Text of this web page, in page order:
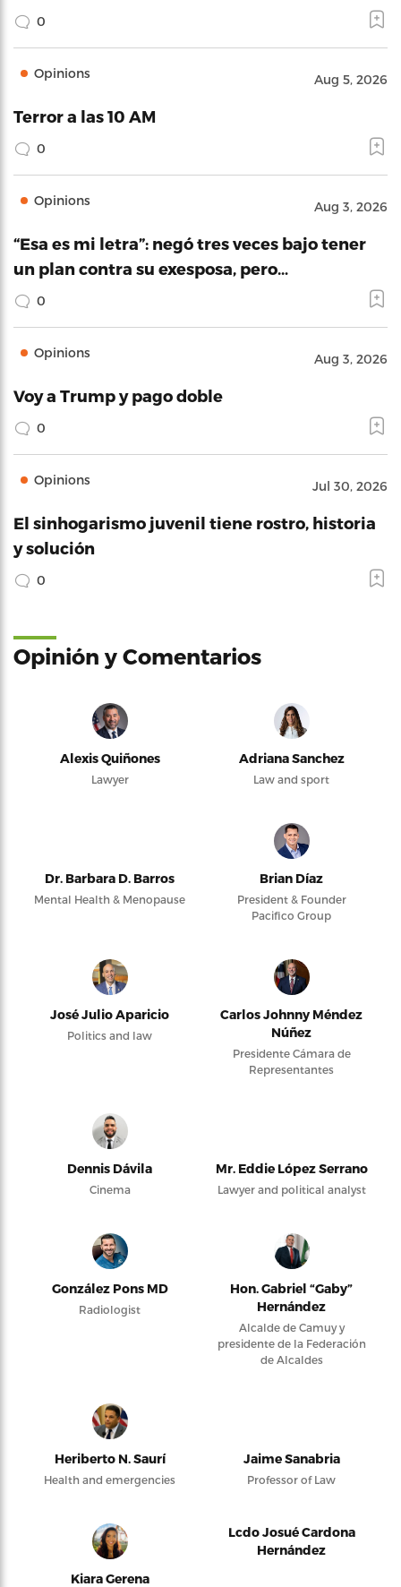
0
Opinions Aug 5, 2026
Terror a las 10 AM
0
Opinions Aug 3, 2026
“Esa es mi letra”: negó tres veces bajo tener
un plan contra su exesposa, pero…
0
Opinions Aug 3, 2026
Voy a Trump y pago doble
0
Opinions Jul 30, 2026
El sinhogarismo juvenil tiene rostro, historia
y solución
0
Opinión y Comentarios
Alexis Quiñones
Lawyer
Adriana Sanchez
Law and sport
Dr. Barbara D. Barros
Mental Health & Menopause
Brian Díaz
President & Founder
Pacifico Group
José Julio Aparicio
Politics and law
Carlos Johnny Méndez
Núñez
Presidente Cámara de
Representantes
Dennis Dávila
Cinema
Mr. Eddie López Serrano
Lawyer and political analyst
González Pons MD
Radiologist
Hon. Gabriel “Gaby”
Hernández
Alcalde de Camuy y
presidente de la Federación
de Alcaldes
Heriberto N. Saurí
Health and emergencies
Jaime Sanabria
Professor of Law
Kiara Gerena
Lcdo Josué Cardona
Hernández